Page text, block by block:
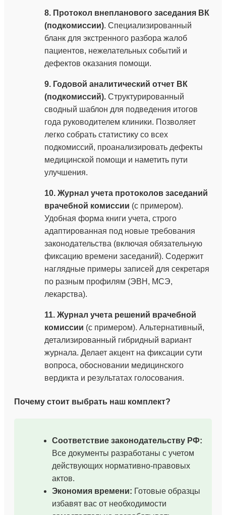
8. Протокол внепланового заседания ВК
(подкомиссии). Специализированный
бланк для экстренного разбора жалоб
пациентов, нежелательных событий и
дефектов оказания помощи.
9. Годовой аналитический отчет ВК
(подкомиссий). Структурированный
сводный шаблон для подведения итогов
года руководителем клиники. Позволяет
легко собрать статистику со всех
подкомиссий, проанализировать дефекты
медицинской помощи и наметить пути
улучшения.
10. Журнал учета протоколов заседаний
врачебной комиссии (с примером).
Удобная форма книги учета, строго
адаптированная под новые требования
законодательства (включая обязательную
фиксацию времени заседаний). Содержит
наглядные примеры записей для секретаря
по разным профилям (ЭВН, МСЭ,
лекарства).
11. Журнал учета решений врачебной
комиссии (с примером). Альтернативный,
детализированный гибридный вариант
журнала. Делает акцент на фиксации сути
вопроса, обосновании медицинского
вердикта и результатах голосования.
Почему стоит выбрать наш комплект?
Соответствие законодательству РФ:
Все документы разработаны с учетом
действующих нормативно-правовых
актов.
Экономия времени: Готовые образцы
избавят вас от необходимости